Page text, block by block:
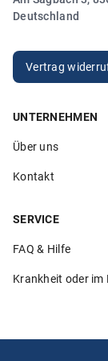
Dank!“
„Sehr
26.02.2026
meine Au-
Deutschland
Vertrag
UNTERNEHMEN
Über uns
Kontakt
SERVICE
FAQ & Hilfe
Krankheit oder im